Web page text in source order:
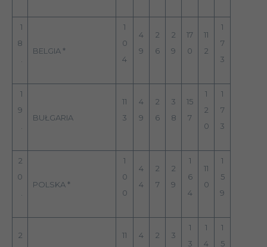
1
8
BELGIA *
1
0
4
4
9
2
6
2
9
17
0
11
2
1
7
3
1
9
BUŁGARIA
11
3
4
9
2
6
3
8
15
7
1
2
0
1
7
3
2
0
POLSKA *
1
0
0
4
4
2
7
2
9
1
6
4
11
0
1
5
9
2
11
4
2
3
1
3
1
4
1
5